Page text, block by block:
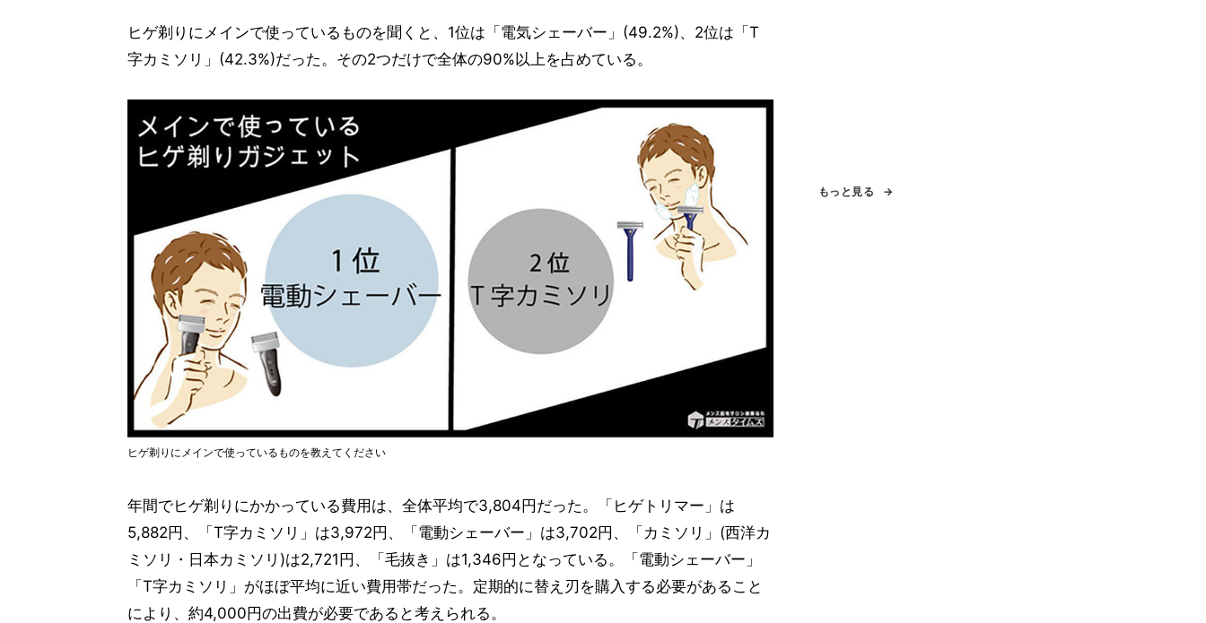
ヒゲ剃りにメインで使っているものを聞くと、1位は「電気シェーバー」(49.2%)、2位は「T
字カミソリ」(42.3%)だった。その2つだけで全体の90%以上を占めている。
ヒゲ剃りにメインで使っているものを教えてください
年間でヒゲ剃りにかかっている費用は、全体平均で3,804円だった。「ヒゲトリマー」は
5,882円、「T字カミソリ」は3,972円、「電動シェーバー」は3,702円、「カミソリ」(西洋カ
ミソリ・日本カミソリ)は2,721円、「毛抜き」は1,346円となっている。「電動シェーバー」
「T字カミソリ」がほぼ平均に近い費用帯だった。定期的に替え刃を購入する必要があること
により、約4,000円の出費が必要であると考えられる。
もっと見る